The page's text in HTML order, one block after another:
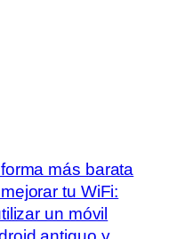
más barata
tu WiFi:
un móvil